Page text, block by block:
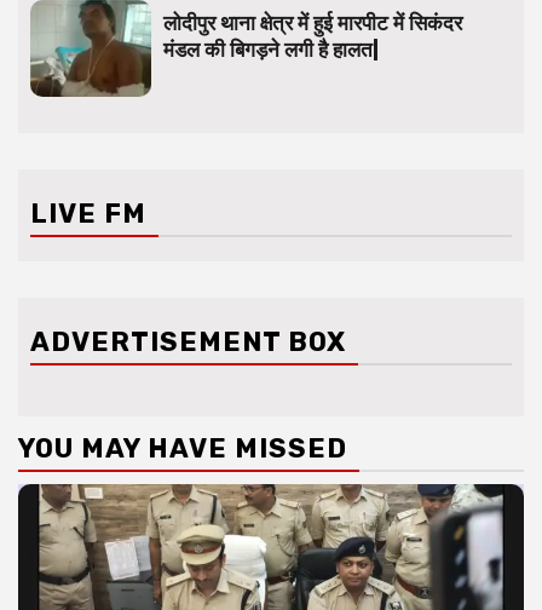
लोदीपुर थाना क्षेत्र में हुई मारपीट में सिकंदर
मंडल की बिगड़ने लगी है हालत|
LIVE FM
ADVERTISEMENT BOX
YOU MAY HAVE MISSED